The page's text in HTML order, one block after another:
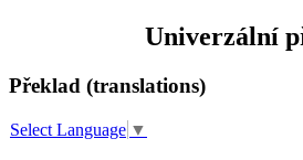
Univerzální
Překlad (translations)
Select Language ▼